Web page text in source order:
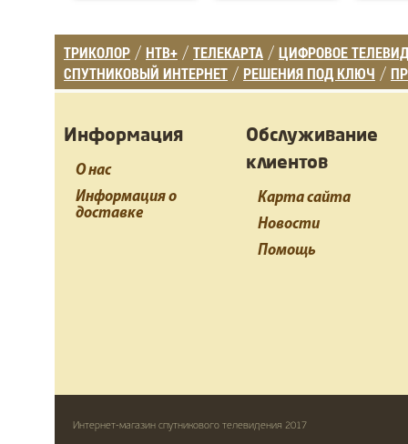
ТРИКОЛОР / НТВ+ / ТЕЛЕКАРТА / ЦИФРОВОЕ
СПУТНИКОВЫЙ ИНТЕРНЕТ / РЕШЕНИЯ ПОД КЛЮЧ /
Информация
О нас
Информация о
доставке
Обслуживание
клиентов
Карта сайта
Новости
Помощь
Интернет-магазин спутникового телевидения 2017